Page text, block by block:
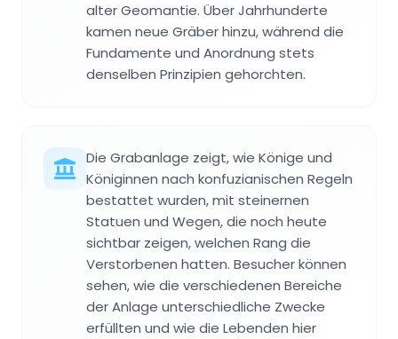
alter Geomantie. Über Jahrhunderte
kamen neue Gräber hinzu, während die
Fundamente und Anordnung stets
denselben Prinzipien gehorchten.
Die Grabanlage zeigt, wie Könige und
Königinnen nach konfuzianischen Regeln
bestattet wurden, mit steinernen
Statuen und Wegen, die noch heute
sichtbar zeigen, welchen Rang die
Verstorbenen hatten. Besucher können
sehen, wie die verschiedenen Bereiche
der Anlage unterschiedliche Zwecke
erfüllten und wie die Lebenden hier